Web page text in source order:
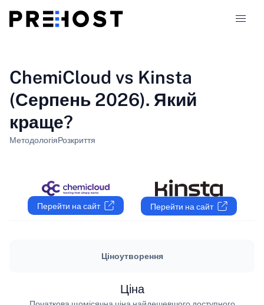
Порівняння
Купони 319
UK
ChemiCloud vs Kinsta
(Серпень 2026). Який
краще?
МетодологіяРозкриття
Перейти на сайт Перейти на сайт
Ціноутворення
Ціна